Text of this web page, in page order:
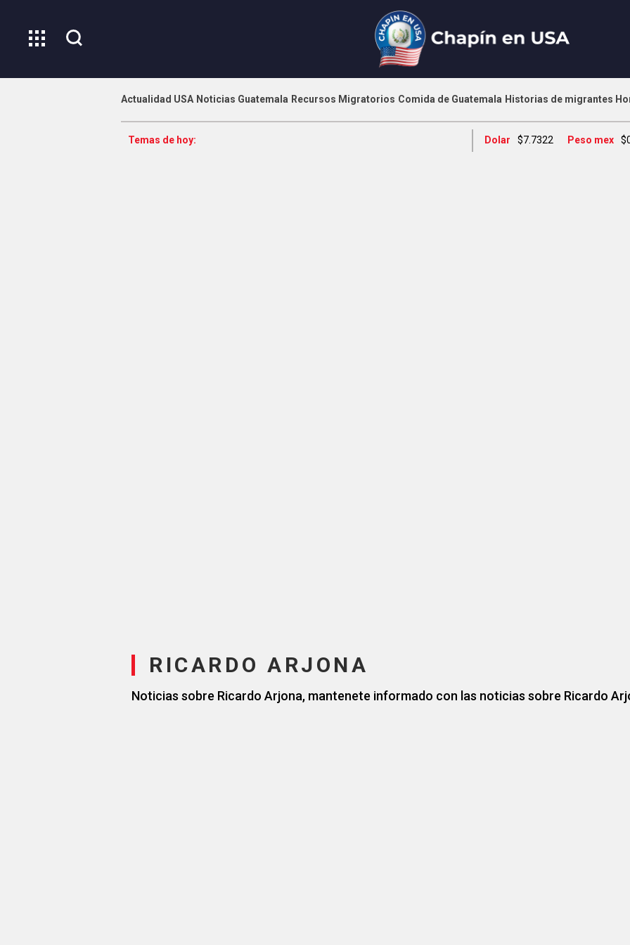
Actualidad USA Noticias Guatemala Recursos Migratorios Comida de Guatemala Historias de migrantes
Temas de hoy: Dolar $7.7322 Peso mex
RICARDO ARJONA
Noticias sobre Ricardo Arjona, mantenete informado con las noticias sobre Ricardo